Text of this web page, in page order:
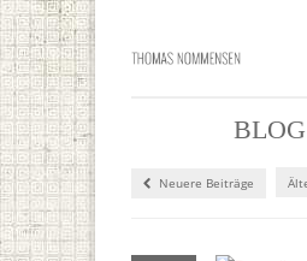
BLOG
Neuere Beiträge